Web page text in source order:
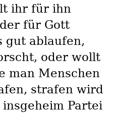
ihr für ihn
für Gott
gut ablaufen,
oder wollt
man Menschen
strafen wird
Partei